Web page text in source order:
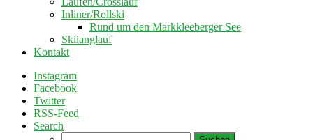
Inliner/Rollski
Rund um den Markkleeberger See
Skilanglauf
Kontakt
Instagram
Facebook
Twitter
RSS-Feed
Search